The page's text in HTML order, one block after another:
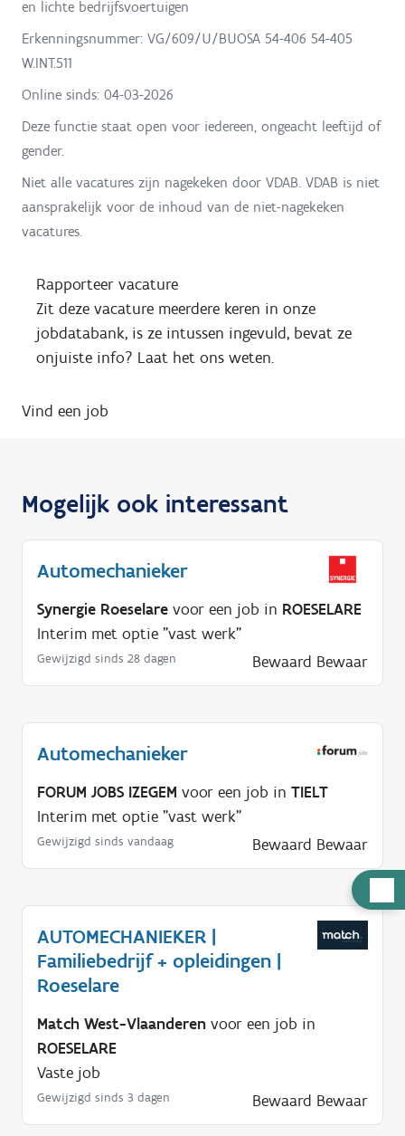
u
l
?
en lichte bedrijfsvoertuigen
Erkenningsnummer: VG/609/U/BUOSA 54-406 54-405
W.INT.511
Online sinds: 04-03-2026
Deze functie staat open voor iedereen, ongeacht leeftijd of
gender.
Niet alle vacatures zijn nagekeken door VDAB. VDAB is niet
aansprakelijk voor de inhoud van de niet-nagekeken
vacatures.
Rapporteer vacature
Zit deze vacature meerdere keren in onze
jobdatabank, is ze intussen ingevuld, bevat ze
onjuiste info? Laat het ons weten.
Vind een job
Mogelijk ook interessant
Automechanieker
Synergie Roeselare voor een job in ROESELARE
Interim met optie "vast werk"
Gewijzigd sinds 28 dagen Bewaard Bewaar
Automechanieker
FORUM JOBS IZEGEM voor een job in TIELT
Interim met optie "vast werk"
Gewijzigd sinds vandaag Bewaard Bewaar
AUTOMECHANIEKER |
Familiebedrijf + opleidingen |
Roeselare
Match West-Vlaanderen voor een job in
ROESELARE
Vaste job
Gewijzigd sinds 3 dagen Bewaard Bewaar